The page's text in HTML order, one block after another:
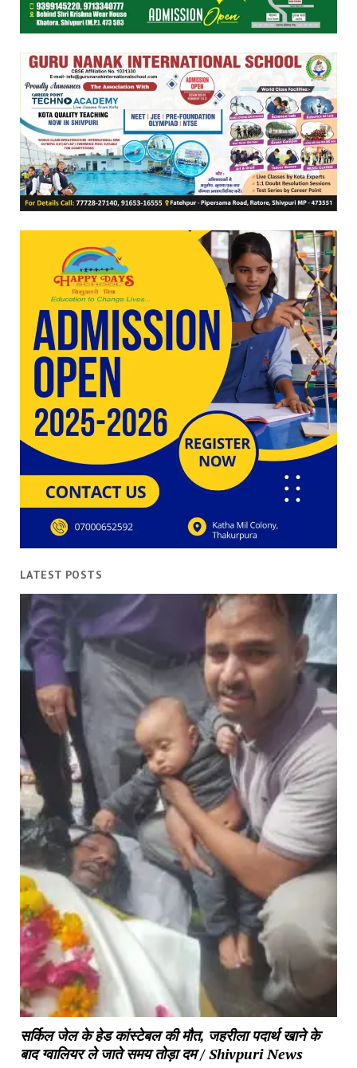
LATEST POSTS
सर्किल जेल के हेड कांस्टेबल की मौत, जहरीला पदार्थ खाने के
बाद ग्वालियर ले जाते समय तोड़ा दम / Shivpuri News